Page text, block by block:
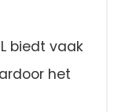
biedt vaak
het